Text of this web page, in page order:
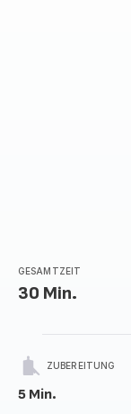
GESAMTZEIT
30 Min.
ZUBEREITUNG
5 Min.